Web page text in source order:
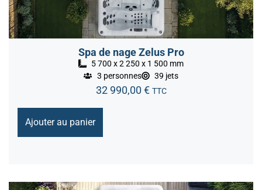
Spa de nage Zelus Pro
5 700 x 2 250 x 1 500 mm
3 personnes
39 jets
32 990,00 € TTC
Ajouter au panier